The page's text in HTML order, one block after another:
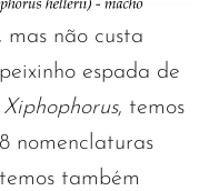
mas não custa
espada de
Xiphophorus, temos
nomenclaturas
também